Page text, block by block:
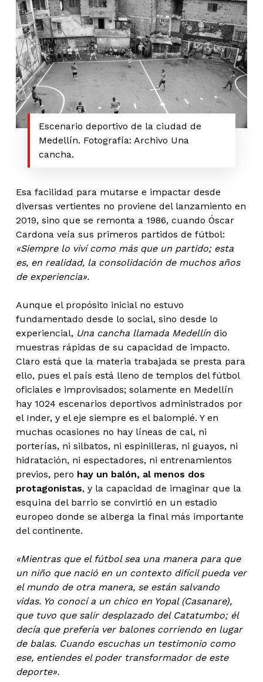
Escenario deportivo de la ciudad de
Medellín. Fotografía: Archivo Una
cancha.
Esa facilidad para mutarse e impactar desde
diversas vertientes no proviene del lanzamiento en
2019, sino que se remonta a 1986, cuando Óscar
Cardona veía sus primeros partidos de fútbol:
«Siempre lo viví como más que un partido; esta
es, en realidad, la consolidación de muchos años
de experiencia».
Aunque el propósito inicial no estuvo
fundamentado desde lo social, sino desde lo
experiencial, Una cancha llamada Medellíndio
muestras rápidas de su capacidad de impacto.
Claro está que la materia trabajada se presta para
ello, pues el país está lleno de templos del fútbol
oficiales e improvisados; solamente en Medellín
hay 1024 escenarios deportivos administrados por
el Inder, y el eje siempre es el balompié. Y en
muchas ocasiones no hay líneas de cal, ni
porterías, ni silbatos, ni espinilleras, ni guayos, ni
hidratación, ni espectadores, ni entrenamientos
previos, pero hay un balón, al menos dos
protagonistas, y la capacidad de imaginar que la
esquina del barrio se convirtió en un estadio
europeo donde se alberga la final más importante
del continente.
«Mientras que el fútbol sea una manera para que
un niño que nació en un contexto difícil pueda ver
el mundo de otra manera, se están salvando
vidas. Yo conocí a un chico en Yopal (Casanare),
que tuvo que salir desplazado del Catatumbo; él
decía que prefería ver balones corriendo en lugar
de balas. Cuando escuchas un testimonio como
ese, entiendes el poder transformador de este
deporte».